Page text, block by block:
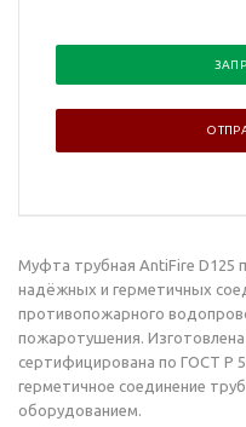
Муфта трубная AntiFire D125
надёжных и герметичных
противопожарного
пожаротушения. Изготовлена
сертифицирована по ГОСТ Р
герметичное соединение
оборудованием.